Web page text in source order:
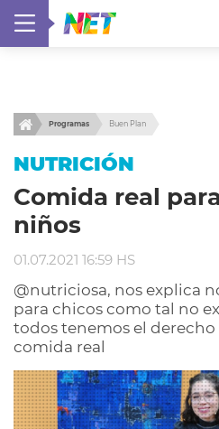
Programas Buen Plan
NUTRICIÓN
Comida real
niños
01.07.2021 16:59 HS
@nutriciosa, nos explica
para chicos como tal no
todos tenemos el
comida real